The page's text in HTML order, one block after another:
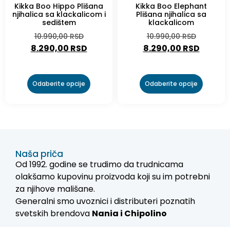
Kikka Boo Hippo Plišana
njihalica sa klackalicom i
sedištem
10.990,00RSD
8.290,00 RSD
Odaberite opcije
Kikka Boo Elephant
Plišana njihalica sa
klackalicom
10.990,00RSD
8.290,00 RSD
Odaberite opcije
Naša priča
Od 1992. godine se trudimo da trudnicama
olakšamo kupovinu proizvoda koji su im potrebni
za njihove mališane.
Generalni smo uvoznici i distributeri poznatih
svetskih brendova Nania i Chipolino